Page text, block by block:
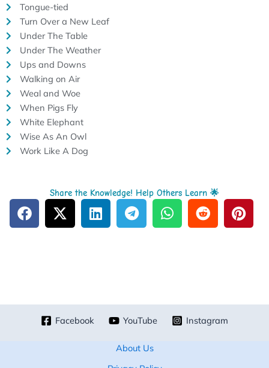
Tongue-tied
Turn Over a New Leaf
Under The Table
Under The Weather
Ups and Downs
Walking on Air
Weal and Woe
When Pigs Fly
White Elephant
Wise As An Owl
Work Like A Dog
Share the Knowledge! Help Others Learn 🌟
Facebook YouTube Instagram
About Us